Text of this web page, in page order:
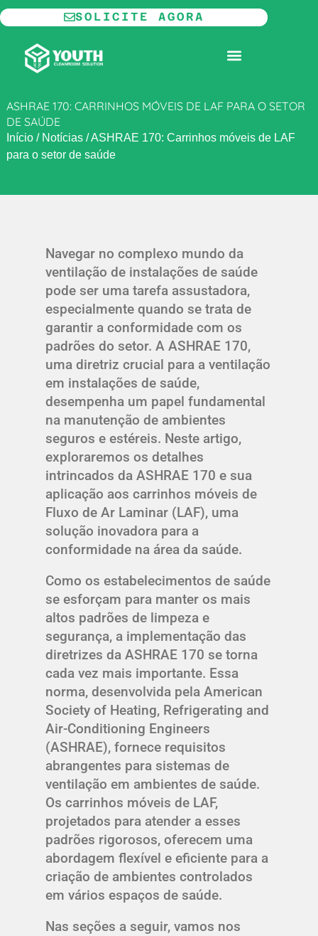
Ir
para
conteúdo
SOLICITE AGORA
ASHRAE 170: CARRINHOS MÓVEIS DE LAF PARA O SETOR
DE SAÚDE
Início/ Notícias/ASHRAE 170: Carrinhos móveis de LAF
para o setor de saúde
Navegar no complexo mundo da
ventilação de instalações de saúde
pode ser uma tarefa assustadora,
especialmente quando se trata de
garantir a conformidade com os
padrões do setor. A ASHRAE 170,
uma diretriz crucial para a ventilação
em instalações de saúde,
desempenha um papel fundamental
na manutenção de ambientes
seguros e estéreis. Neste artigo,
exploraremos os detalhes
intrincados da ASHRAE 170 e sua
aplicação aos carrinhos móveis de
Fluxo de Ar Laminar (LAF), uma
solução inovadora para a
conformidade na área da saúde.
Como os estabelecimentos de saúde
se esforçam para manter os mais
altos padrões de limpeza e
segurança, a implementação das
diretrizes da ASHRAE 170 se torna
cada vez mais importante. Essa
norma, desenvolvida pela American
Society of Heating, Refrigerating and
Air-Conditioning Engineers
(ASHRAE), fornece requisitos
abrangentes para sistemas de
ventilação em ambientes de saúde.
Os carrinhos móveis de LAF,
projetados para atender a esses
padrões rigorosos, oferecem uma
abordagem flexível e eficiente para a
criação de ambientes controlados
em vários espaços de saúde.
Nas seções a seguir, vamos nos